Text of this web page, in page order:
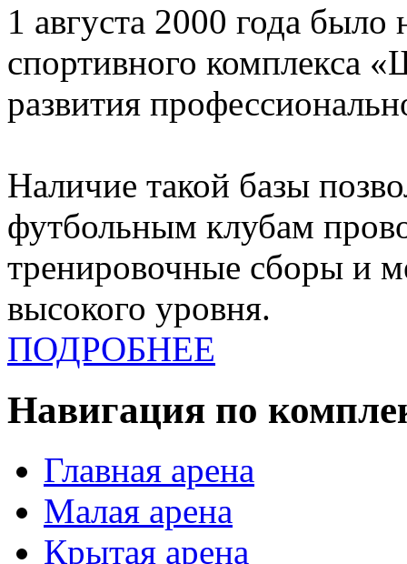
1 августа 2000 года было
спортивного комплекса
развития
Наличие такой базы
футбольным клубам
тренировочные сборы и
высокого уровня.
ПОДРОБНЕЕ
Навигация по
Главная арена
Малая арена
Крытая арена